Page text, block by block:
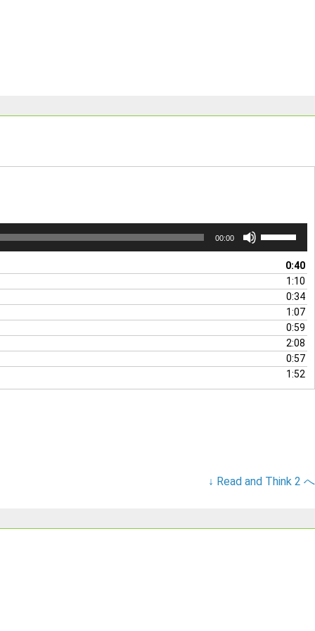
00:00
リ
ー
ム
調
節
に
矢
っ
0:40
1:10
0:34
1:07
0:59
2:08
0:57
1:52
↓ Read and Think 2 へ